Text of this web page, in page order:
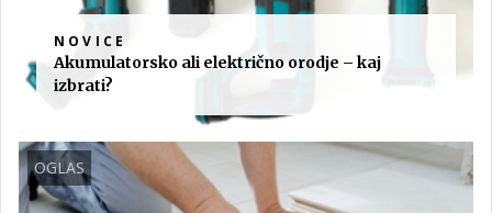
NOVICE
Akumulatorsko ali električno orodje – kaj
izbrati?
OGLAS